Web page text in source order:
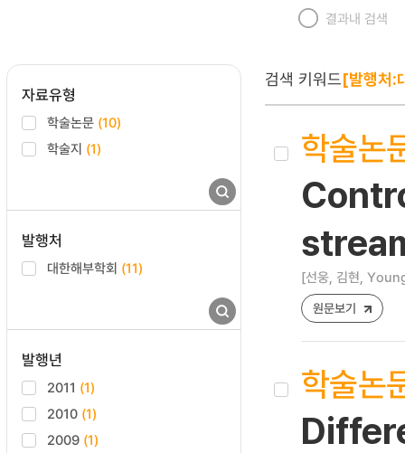
결과내 검색
자료유형
학술논문 (10)
학술지 (1)
발행처
대한해부학회 (11)
발행년
2011 (1)
2010 (1)
2009 (1)
검색 키워드[발행처:
학술논
[선웅, 김현,
원문보기
학술논